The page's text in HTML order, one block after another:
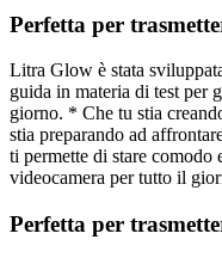
Perfetta per
Litra Glow è stata
guida in materia di test per
giorno. * Che tu stia
stia preparando ad
ti permette di stare
videocamera per tutto il
Perfetta per